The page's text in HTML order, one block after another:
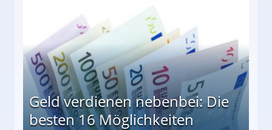
Geld verdienen nebenbei: Die
besten 16 Möglichkeiten